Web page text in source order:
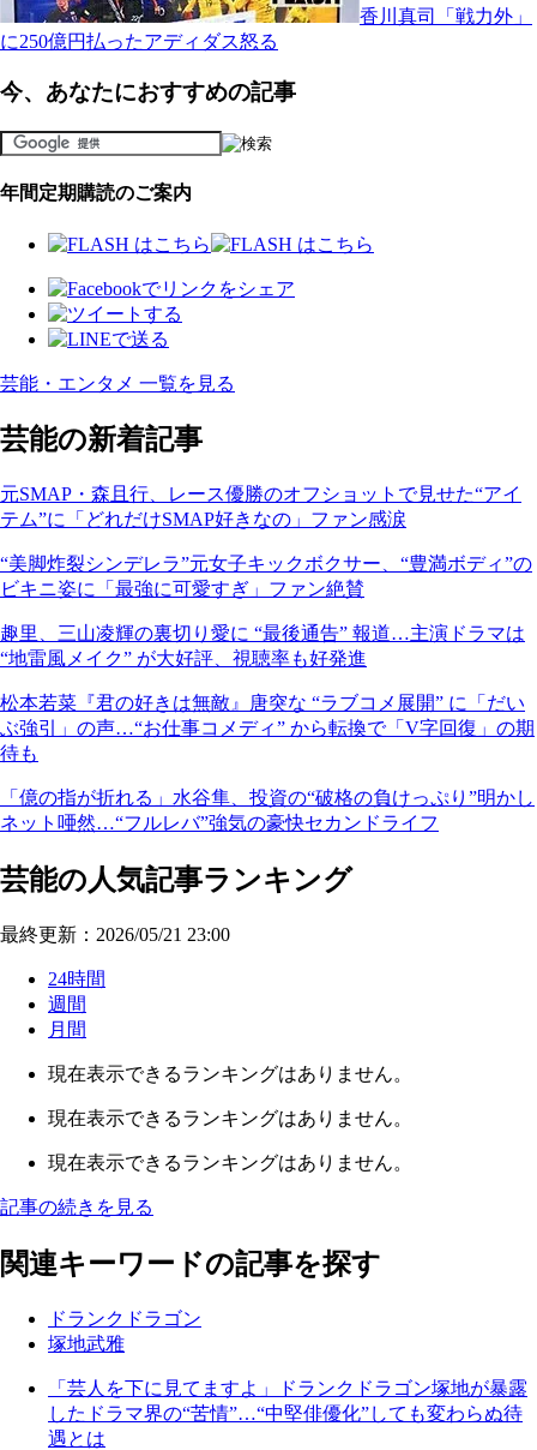
香川真司「戦力外」
に250億円払ったアディダス怒る
今、あなたにおすすめの記事
年間定期購読のご案内
芸能・エンタメ 一覧を見る
芸能の新着記事
元SMAP・森且行、レース優勝のオフショットで見せた“アイ
テム”に「どれだけSMAP好きなの」ファン感涙
“美脚炸裂シンデレラ”元女子キックボクサー、“豊満ボディ”の
ビキニ姿に「最強に可愛すぎ」ファン絶賛
趣里、三山凌輝の裏切り愛に “最後通告” 報道…主演ドラマは
“地雷風メイク” が大好評、視聴率も好発進
松本若菜『君の好きは無敵』唐突な “ラブコメ展開” に「だい
ぶ強引」の声…“お仕事コメディ” から転換で「V字回復」の期
待も
「億の指が折れる」水谷隼、投資の“破格の負けっぷり”明かし
ネット唖然…“フルレバ”強気の豪快セカンドライフ
芸能の人気記事ランキング
最終更新：2026/05/21 23:00
24時間
週間
月間
現在表示できるランキングはありません。
現在表示できるランキングはありません。
現在表示できるランキングはありません。
記事の続きを見る
関連キーワードの記事を探す
ドランクドラゴン
塚地武雅
「芸人を下に見てますよ」ドランクドラゴン塚地が暴露
したドラマ界の“苦情”…“中堅俳優化”しても変わらぬ待
遇とは